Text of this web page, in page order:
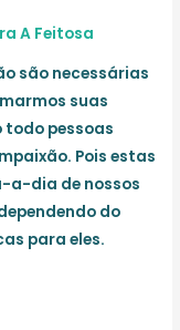
A Feitosa
são necessárias
suas
todo pessoas
Pois estas
a-dia de nossos
do
para eles.